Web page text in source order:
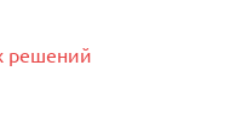
решений